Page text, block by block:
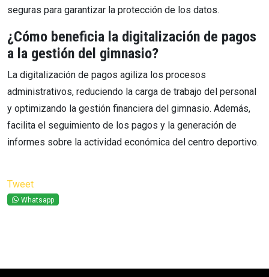
seguras para garantizar la protección de los datos.
¿Cómo beneficia la digitalización de pagos
a la gestión del gimnasio?
La digitalización de pagos agiliza los procesos
administrativos, reduciendo la carga de trabajo del personal
y optimizando la gestión financiera del gimnasio. Además,
facilita el seguimiento de los pagos y la generación de
informes sobre la actividad económica del centro deportivo.
Tweet
Whatsapp